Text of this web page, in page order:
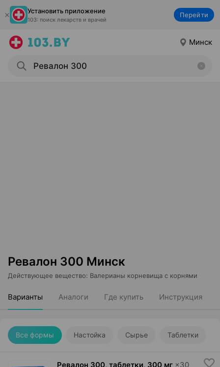
Установить приложение
103: поиск лекарств и врачей
Перейти
Минск
Ревалон 300 Минск
Действующее вещество: Валерианы корневища с корнями
Варианты Аналоги Где купить Инструкция
Все формы Настойка Сырье Таблетки
Ревалон 300, таблетки, 300 мг ×30